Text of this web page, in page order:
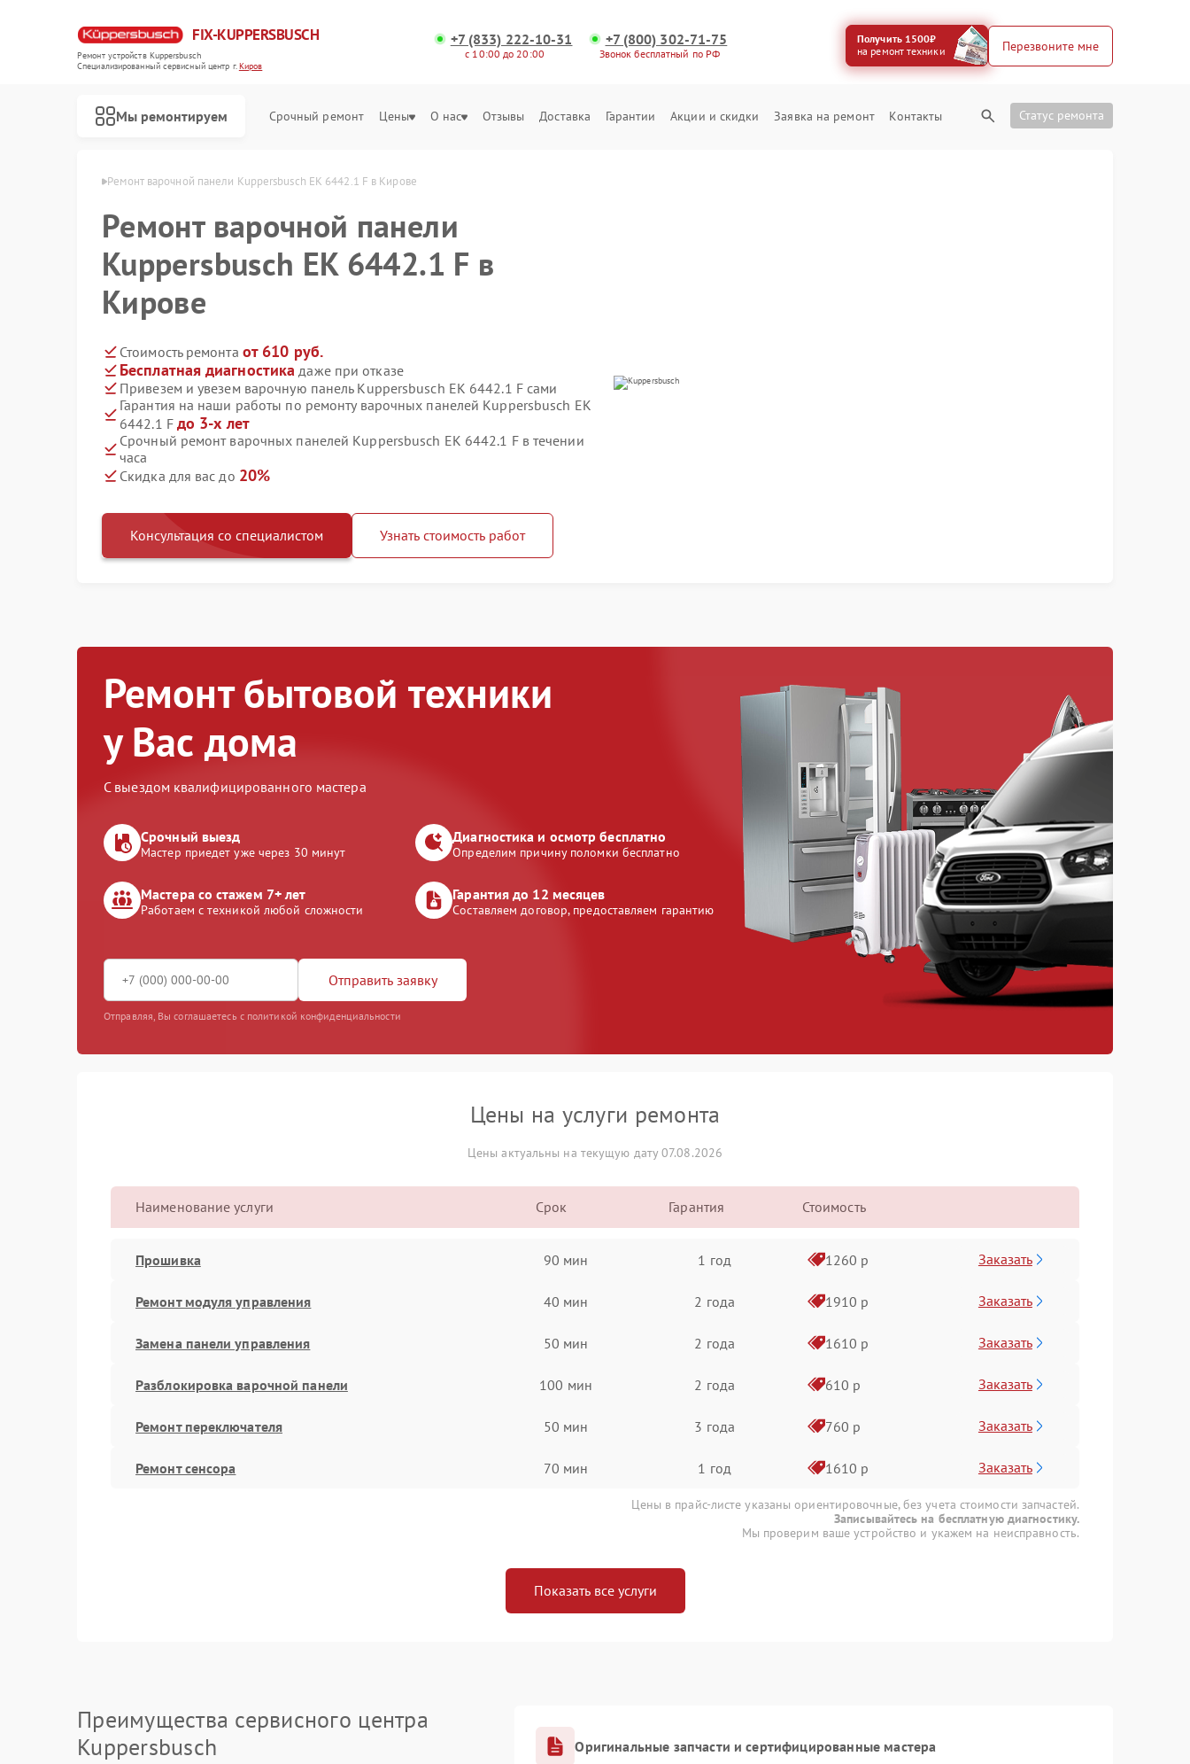
FIX-KUPPERSBUSCH
Ремонт устройств Kuppersbusch
Специализированный cервисный центр г.Киров
+7 (833) 222-10-31
с 10:00 до 20:00
+7 (800) 302-71-75
Звонок бесплатный по РФ
Получить 1500₽
на ремонт техники
Перезвоните мне
Мы ремонтируем Срочный ремонт Цены О нас Отзывы Доставка Гарантии Акции и скидки Заявка на ремонт Контакты Статус ремонта
в Кирове Ремонт варочной панели Kuppersbusch EK 6442.1 F в Кирове
Ремонт варочной панели
Kuppersbusch EK 6442.1 F в
Кирове
Стоимость ремонта от 610 руб.
Бесплатная диагностика даже при отказе
Привезем и увезем варочную панель Kuppersbusch EK 6442.1 F сами
Гарантия на наши работы по ремонту варочных панелей Kuppersbusch EK
6442.1 F до 3-х лет
Срочный ремонт варочных панелей Kuppersbusch EK 6442.1 F в течении
часа
Скидка для вас до 20%
Консультация со специалистом Узнать стоимость работ
Ремонт бытовой техники
у Вас дома
С выездом квалифицированного мастера
Срочный выезд
Мастер приедет уже через 30 минут
Диагностика и осмотр бесплатно
Определим причину поломки бесплатно
Мастера со стажем 7+ лет
Работаем с техникой любой сложности
Гарантия до 12 месяцев
Составляем договор, предоставляем гарантию
Отправить заявку
Отправляя, Вы соглашаетесь с политикой конфиденциальности
Цены на услуги ремонта
Цены актуальны на текущую дату 07.08.2026
Наименование услуги Срок Гарантия Стоимость
Прошивка 90 мин 1 год 1260 р Заказать
Ремонт модуля управления 40 мин 2 года 1910 р Заказать
Замена панели управления 50 мин 2 года 1610 р Заказать
Разблокировка варочной панели 100 мин 2 года 610 р Заказать
Ремонт переключателя 50 мин 3 года 760 р Заказать
Ремонт сенсора 70 мин 1 год 1610 р Заказать
Цены в прайс-листе указаны ориентировочные, без учета стоимости запчастей.
Записывайтесь на бесплатную диагностику.
Мы проверим ваше устройство и укажем на неисправность.
Показать все услуги
Преимущества сервисного центра
Kuppersbusch
Оригинальные запчасти и сертифицированные мастера